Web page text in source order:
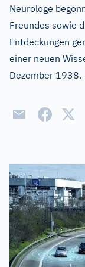
Neurologe
Freundes sowie
Entdeckungen
einer neuen
Dezember 1938.